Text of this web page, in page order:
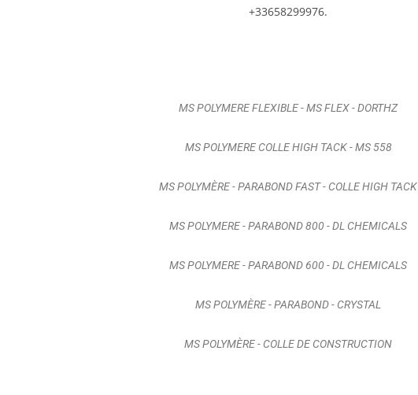
+33658299976.
MS POLYMERE FLEXIBLE - MS FLEX - DORTHZ
MS POLYMERE COLLE HIGH TACK - MS 558
MS POLYMÈRE - PARABOND FAST - COLLE HIGH TACK
MS POLYMERE - PARABOND 800 - DL CHEMICALS
MS POLYMERE - PARABOND 600 - DL CHEMICALS
MS POLYMÈRE - PARABOND - CRYSTAL
MS POLYMÈRE - COLLE DE CONSTRUCTION